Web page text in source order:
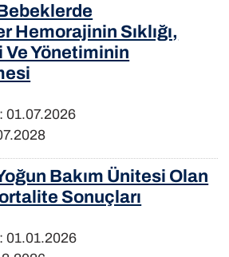
Hemorajinin Sıklığı,
Yönetiminin
01.07.2026
Bakım Ünitesi Olan
Sonuçları
01.01.2026